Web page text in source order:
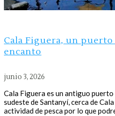
Cala Figuera, un
encanto
junio 3, 2026
Cala Figuera es un antiguo
sudeste de Santanyí, cerca de
actividad de pesca por lo que